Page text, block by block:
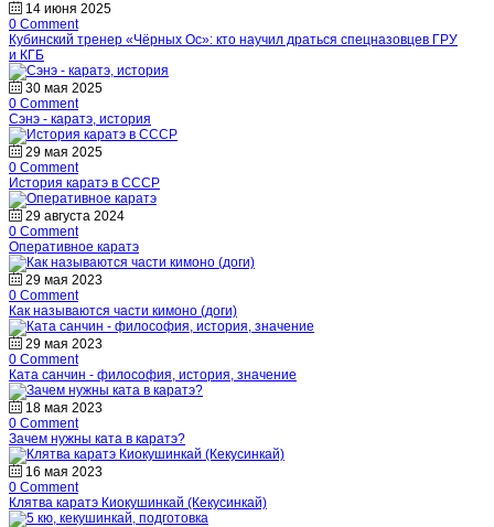
14 июня 2025
0 Comment
Кубинский тренер «Чёрных Ос»: кто научил драться спецназовцев ГРУ
и КГБ
30 мая 2025
0 Comment
Сэнэ - каратэ, история
29 мая 2025
0 Comment
История каратэ в СССР
29 августа 2024
0 Comment
Оперативное каратэ
29 мая 2023
0 Comment
Как называются части кимоно (доги)
29 мая 2023
0 Comment
Ката санчин - философия, история, значение
18 мая 2023
0 Comment
Зачем нужны ката в каратэ?
16 мая 2023
0 Comment
Клятва каратэ Киокушинкай (Кекусинкай)